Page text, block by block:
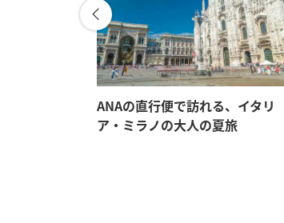
ANAの直行便で訪れる、イタリ
ア・ミラノの大人の夏旅